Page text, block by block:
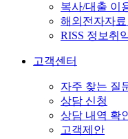
복사/대출 이
해외전자자
RISS 정보취
고객센터
자주 찾는 질
상담 신청
상담 내역 확
고객제안